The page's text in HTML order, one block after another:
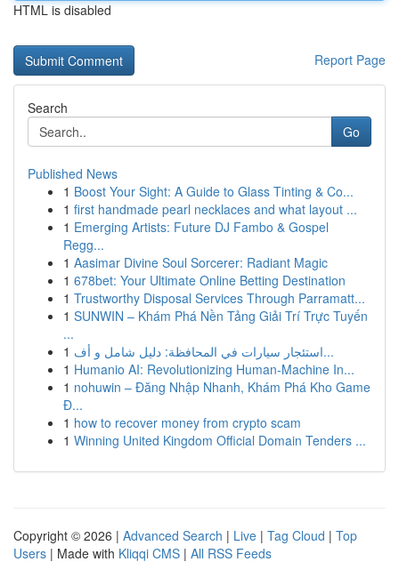
HTML is disabled
Report Page
Search
Go
Published News
1 Boost Your Sight: A Guide to Glass Tinting & Co...
1 first handmade pearl necklaces and what layout ...
1 Emerging Artists: Future DJ Fambo & Gospel
Regg...
1 Aasimar Divine Soul Sorcerer: Radiant Magic
1 678bet: Your Ultimate Online Betting Destination
1 Trustworthy Disposal Services Through Parramatt...
1 SUNWIN – Khám Phá Nền Tảng Giải Trí Trực Tuyến
...
1
استئجار سيارات في المحافظة: دليل شامل و أف...
1 Humanio AI: Revolutionizing Human-Machine In...
1 nohuwin – Đăng Nhập Nhanh, Khám Phá Kho Game
Đ...
1 how to recover money from crypto scam
1 Winning United Kingdom Official Domain Tenders ...
Copyright © 2026 | Advanced Search | Live | Tag Cloud | Top
Users | Made with Kliqqi CMS | All RSS Feeds